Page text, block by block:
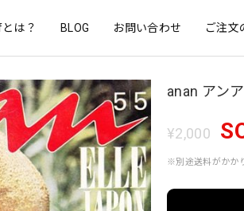
は？ BLOG お問い合わせ ご注文
anan アン
¥2,000
※別途送料がかか